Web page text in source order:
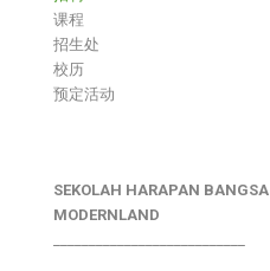
课程
招生处
校历
预定活动
SEKOLAH HARAPAN BANGSA
MODERNLAND